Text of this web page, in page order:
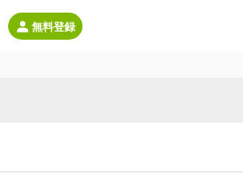
無料登録